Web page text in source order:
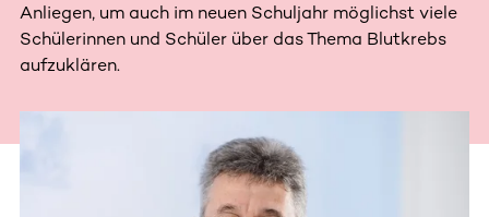
Anliegen, um auch im neuen Schuljahr möglichst viele
Schülerinnen und Schüler über das Thema Blutkrebs
aufzuklären.